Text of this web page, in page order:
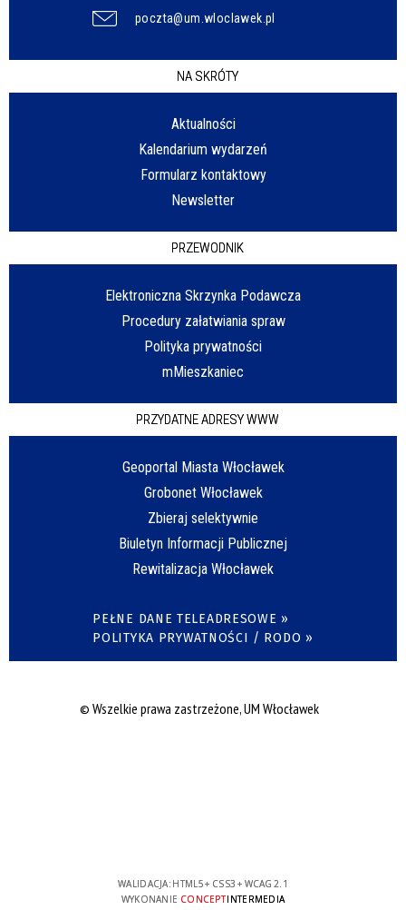
poczta@um.wloclawek.pl
NA SKRÓTY
Aktualności
Kalendarium wydarzeń
Formularz kontaktowy
Newsletter
PRZEWODNIK
Elektroniczna Skrzynka Podawcza
Procedury załatwiania spraw
Polityka prywatności
mMieszkaniec
PRZYDATNE ADRESY WWW
Geoportal Miasta Włocławek
Grobonet Włocławek
Zbieraj selektywnie
Biuletyn Informacji Publicznej
Rewitalizacja Włocławek
PEŁNE DANE TELEADRESOWE »
POLITYKA PRYWATNOŚCI / RODO »
© Wszelkie prawa zastrzeżone, UM Włocławek
WALIDACJA: HTML5+ CSS3 + WCAG 2.1
WYKONANIE CONCEPTINTERMEDIA